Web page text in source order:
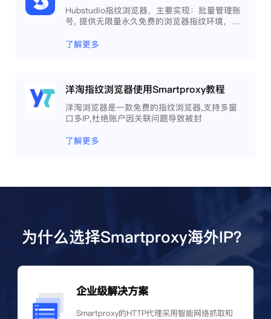
Hubstudio指纹浏览器，主要实现：批量管理账
号, 提供无限量永久免费的浏览器指纹环境，并
工作效率 。
了解更多
洋淘指纹浏览器使用Smartproxy教程
洋淘浏览器是一款免费的指纹浏览器,支持多窗
口多IP,杜绝账户因关联问题导致被封
了解更多
为什么选择Smartproxy海外IP？
企业级解决方案
Smartproxy的HTTP代理采用智能网络抓取和